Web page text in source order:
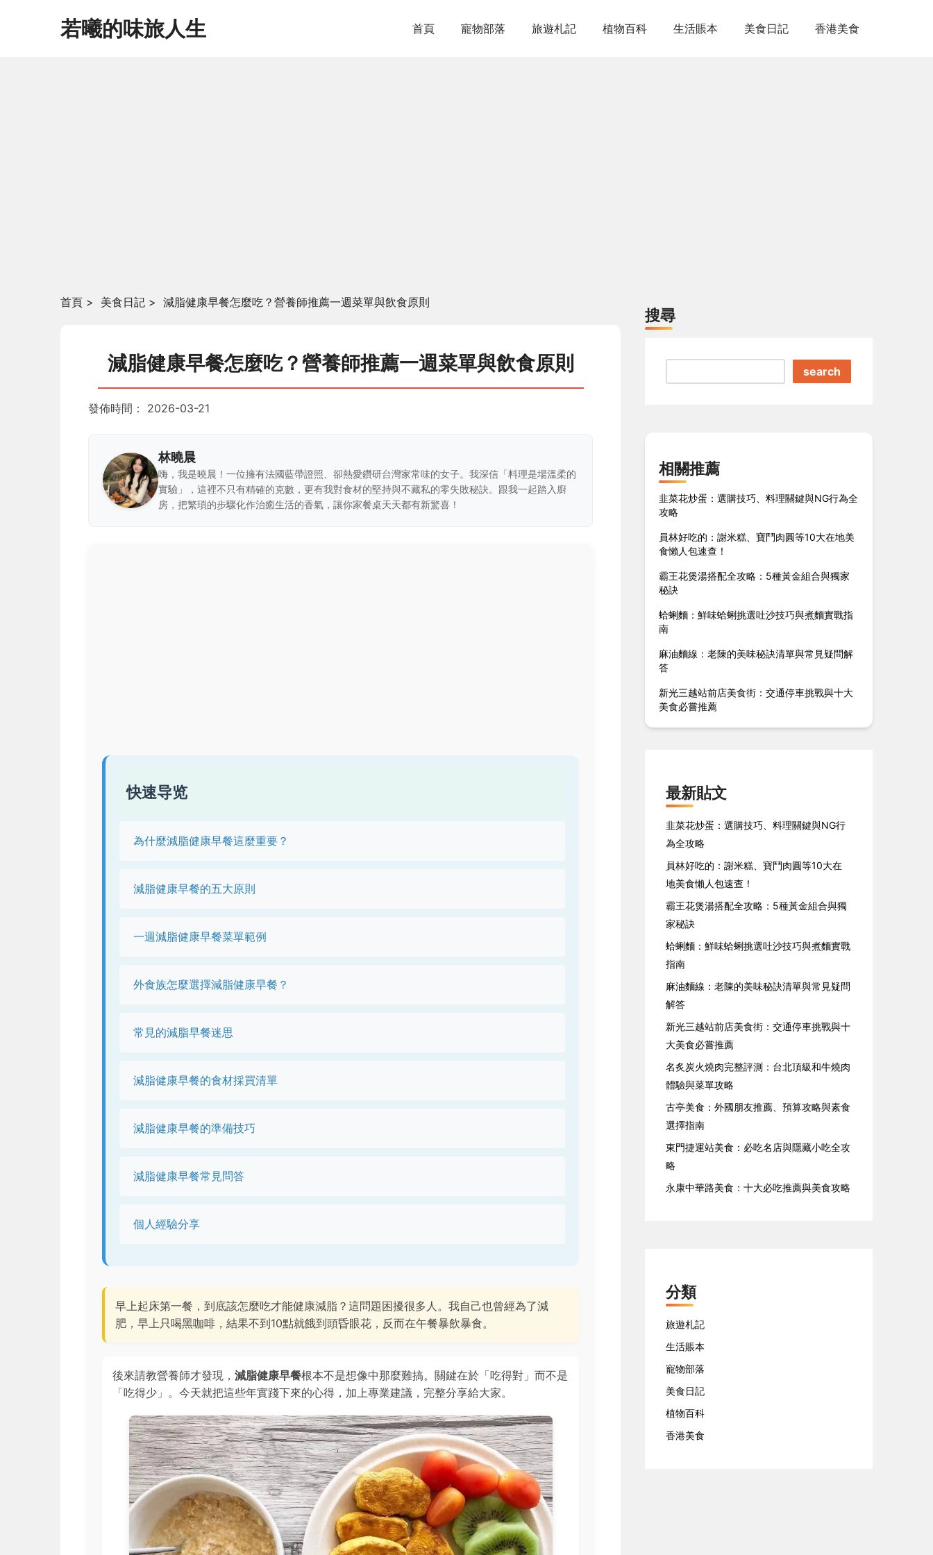
若曦的味旅人生 首頁 寵物部落 旅遊札記 植物百科 生活賬本 美食日記 香港美食
首頁 > 美食日記 > 減脂健康早餐怎麼吃？營養師推薦一週菜單與飲食原則
減脂健康早餐怎麼吃？營養師推薦一週菜單與飲食原則
發佈時間： 2026-03-21
林曉晨
嗨，我是曉晨！一位擁有法國藍帶證照、卻熱愛鑽研台灣家常味的女子。我深信「料理是場溫柔的
實驗」，這裡不只有精確的克數，更有我對食材的堅持與不藏私的零失敗秘訣。跟我一起踏入廚
房，把繁瑣的步驟化作治癒生活的香氣，讓你家餐桌天天都有新驚喜！
快速导览
為什麼減脂健康早餐這麼重要？
減脂健康早餐的五大原則
一週減脂健康早餐菜單範例
外食族怎麼選擇減脂健康早餐？
常見的減脂早餐迷思
減脂健康早餐的食材採買清單
減脂健康早餐的準備技巧
減脂健康早餐常見問答
個人經驗分享
早上起床第一餐，到底該怎麼吃才能健康減脂？這問題困擾很多人。我自己也曾經為了減
肥，早上只喝黑咖啡，結果不到10點就餓到頭昏眼花，反而在午餐暴飲暴食。
後來請教營養師才發現， 減脂健康早餐根本不是想像中那麼難搞。關鍵在於「吃得對」而不是
「吃得少」。今天就把這些年實踐下來的心得，加上專業建議，完整分享給大家。
搜尋
search
相關推薦
韭菜花炒蛋：選購技巧、料理關鍵與NG行為全
攻略
員林好吃的：謝米糕、寶鬥肉圓等10大在地美
食懶人包速查！
霸王花煲湯搭配全攻略：5種黃金組合與獨家
秘訣
蛤蜊麵：鮮味蛤蜊挑選吐沙技巧與煮麵實戰指
南
麻油麵線：老陳的美味秘訣清單與常見疑問解
答
新光三越站前店美食街：交通停車挑戰與十大
美食必嘗推薦
最新貼文
韭菜花炒蛋：選購技巧、料理關鍵與NG行
為全攻略
員林好吃的：謝米糕、寶鬥肉圓等10大在
地美食懶人包速查！
霸王花煲湯搭配全攻略：5種黃金組合與獨
家秘訣
蛤蜊麵：鮮味蛤蜊挑選吐沙技巧與煮麵實戰
指南
麻油麵線：老陳的美味秘訣清單與常見疑問
解答
新光三越站前店美食街：交通停車挑戰與十
大美食必嘗推薦
名炙炭火燒肉完整評測：台北頂級和牛燒肉
體驗與菜單攻略
古亭美食：外國朋友推薦、預算攻略與素食
選擇指南
東門捷運站美食：必吃名店與隱藏小吃全攻
略
永康中華路美食：十大必吃推薦與美食攻略
分類
旅遊札記
生活賬本
寵物部落
美食日記
植物百科
香港美食